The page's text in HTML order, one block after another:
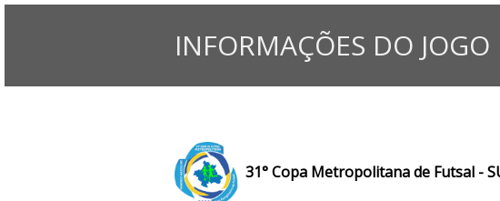
INFORMAÇÕES DO JOGO
31° Copa Metropolitana de Futsal -